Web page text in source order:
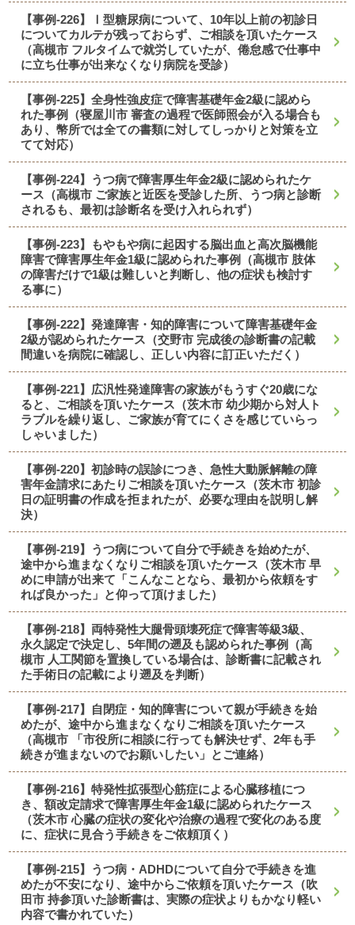
【事例-226】Ⅰ型糖尿病について、10年以上前の初診日
についてカルテが残っておらず、ご相談を頂いたケース
（高槻市 フルタイムで就労していたが、倦怠感で仕事中
に立ち仕事が出来なくなり病院を受診）
【事例-225】全身性強皮症で障害基礎年金2級に認めら
れた事例（寝屋川市 審査の過程で医師照会が入る場合も
あり、幣所では全ての書類に対してしっかりと対策を立
てて対応）
【事例-224】うつ病で障害厚生年金2級に認められたケ
ース（高槻市 ご家族と近医を受診した所、うつ病と診断
されるも、最初は診断名を受け入れられず）
【事例-223】もやもや病に起因する脳出血と高次脳機能
障害で障害厚生年金1級に認められた事例（高槻市 肢体
の障害だけで1級は難しいと判断し、他の症状も検討す
る事に）
【事例-222】発達障害・知的障害について障害基礎年金
2級が認められたケース（交野市 完成後の診断書の記載
間違いを病院に確認し、正しい内容に訂正いただく）
【事例-221】広汎性発達障害の家族がもうすぐ20歳にな
ると、ご相談を頂いたケース（茨木市 幼少期から対人ト
ラブルを繰り返し、ご家族が育てにくさを感じていらっ
しゃいました）
【事例-220】初診時の誤診につき、急性大動脈解離の障
害年金請求にあたりご相談を頂いたケース（茨木市 初診
日の証明書の作成を拒まれたが、必要な理由を説明し解
決）
【事例-219】うつ病について自分で手続きを始めたが、
途中から進まなくなりご相談を頂いたケース（茨木市 早
めに申請が出来て「こんなことなら、最初から依頼をす
れば良かった」と仰って頂けました）
【事例-218】両特発性大腿骨頭壊死症で障害等級3級、
永久認定で決定し、5年間の遡及も認められた事例（高
槻市 人工関節を置換している場合は、診断書に記載され
た手術日の記載により遡及を判断）
【事例-217】自閉症・知的障害について親が手続きを始
めたが、途中から進まなくなりご相談を頂いたケース
（高槻市 「市役所に相談に行っても解決せず、2年も手
続きが進まないのでお願いしたい」とご連絡）
【事例-216】特発性拡張型心筋症による心臓移植につ
き、額改定請求で障害厚生年金1級に認められたケース
（茨木市 心臓の症状の変化や治療の過程で変化のある度
に、症状に見合う手続きをご依頼頂く）
【事例-215】うつ病・ADHDについて自分で手続きを進
めたが不安になり、途中からご依頼を頂いたケース（吹
田市 持参頂いた診断書は、実際の症状よりもかなり軽い
内容で書かれていた）